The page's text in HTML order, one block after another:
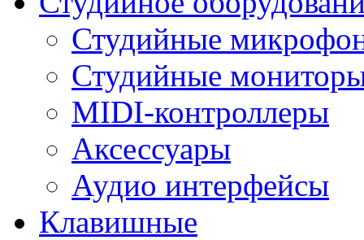
Студийные
Студийные
MIDI-контроллеры
Аксессуары
Аудио интерфейсы
Клавишные